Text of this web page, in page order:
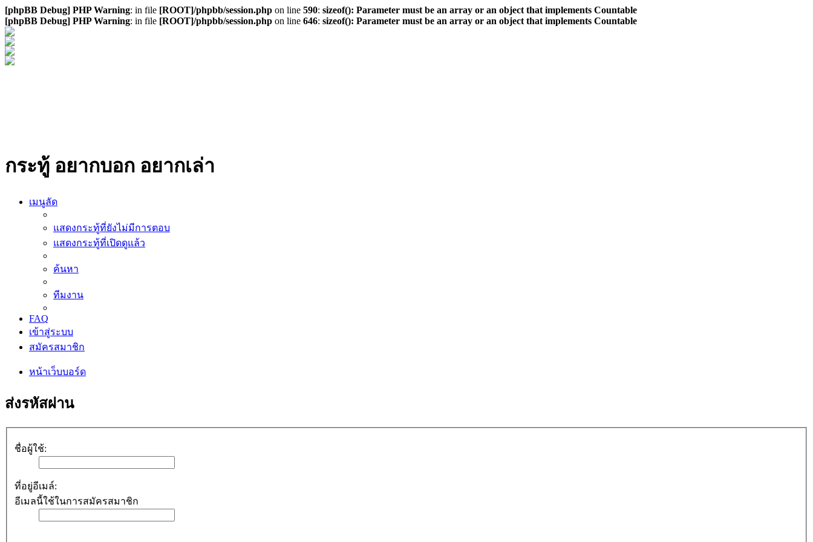
[phpBB Debug] PHP Warning: in file [ROOT]/phpbb/session.php on line 590: sizeof(): Parameter must be an array or an object that implements Countable
[phpBB Debug] PHP Warning: in file [ROOT]/phpbb/session.php on line 646: sizeof(): Parameter must be an array or an object that implements Countable
กระทู้ อยากบอก อยากเล่า
เมนูลัด
แสดงกระทู้ที่ยังไม่มีการตอบ
แสดงกระทู้ที่เปิดดูแล้ว
ค้นหา
ทีมงาน
FAQ
เข้าสู่ระบบ
สมัครสมาชิก
หน้าเว็บบอร์ด
ส่งรหัสผ่าน
ชื่อผู้ใช้:
ที่อยู่อีเมล์:
อีเมลนี้ใช้ในการสมัครสมาชิก